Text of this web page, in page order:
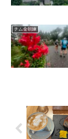
チム金朝練